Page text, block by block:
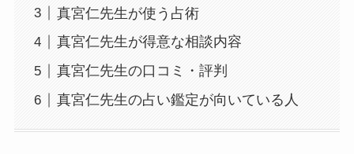
真宮仁先生が使う占術
真宮仁先生が得意な相談内容
真宮仁先生の口コミ・評判
真宮仁先生の占い鑑定が向いている人